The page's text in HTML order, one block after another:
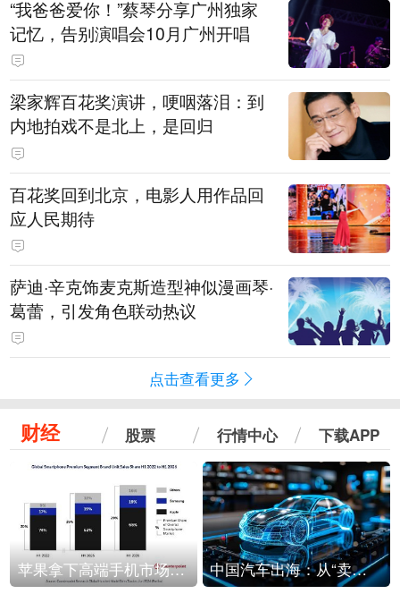
“我爸爸爱你！”蔡琴分享广州独家
记忆，告别演唱会10月广州开唱
梁家辉百花奖演讲，哽咽落泪：到
内地拍戏不是北上，是回归
百花奖回到北京，电影人用作品回
应人民期待
萨迪·辛克饰麦克斯造型神似漫画琴·
葛蕾，引发角色联动热议
点击查看更多
财经 股票 行情中心 下载APP
苹果拿下高端手机市场65%的份额：iPhone 17系列功不可没 中国汽车出海：从“卖出去”到“走进去”